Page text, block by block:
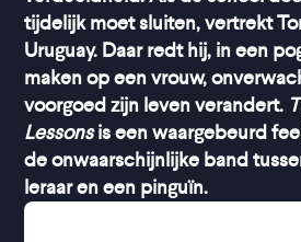
tijdelijk moet sluiten, vertrekt
Uruguay. Daar redt hij, in een
maken op een vrouw,
voorgoed zijn leven verandert.
Lessonsis een waargebeurd
de onwaarschijnlijke band
leraar en een pinguïn.
Nadat Tom het dier van een met